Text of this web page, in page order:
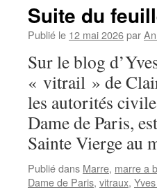
Suite du
Publié le 12 mai 2026par
Sur le blog
« vitrail » de
les autorités
Dame de Paris,
Sainte Vierge au
Publié dans Marre, marre a
Dame de Paris, vitraux,